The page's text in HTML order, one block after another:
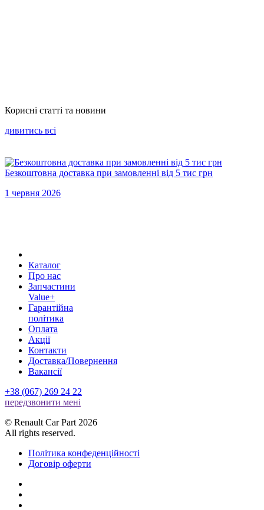
Корисні статті та новини
дивитись всi
Безкоштовна доставка при замовленні від 5 тис грн
1 червня 2026
Каталог
Про нас
Запчастини
Value+
Гарантійна
політика
Оплата
Акції
Контакти
Доставка/Повернення
Вакансії
+38 (067) 269 24 22
передзвонити менi
© Renault Car Part 2026
All rights reserved.
Політика конфеденційності
Договір оферти